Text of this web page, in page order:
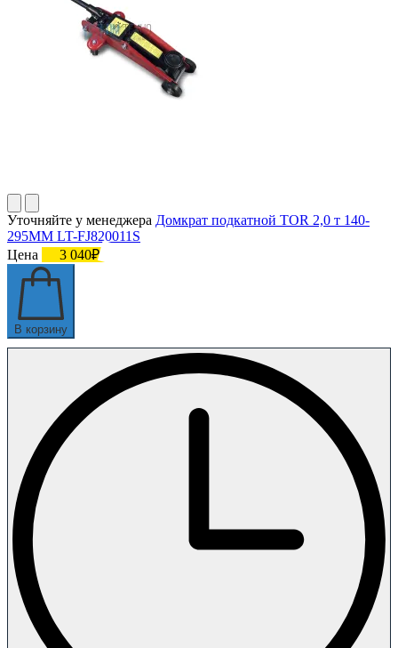
Уточняйте у менеджера Домкрат подкатной TOR 2,0 т 140-
295MM LT-FJ820011S
Цена
3 040₽
В корзину